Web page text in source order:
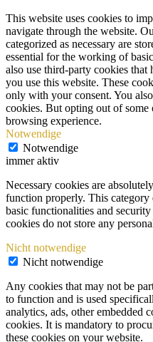
This website uses cookies to
navigate through the website.
categorized as necessary are
essential for the working of
also use third-party cookies that
you use this website. These
only with your consent. You
cookies. But opting out of
browsing experience.
Notwendige
Notwendige
immer aktiv
Necessary cookies are
function properly. This category
basic functionalities and
cookies do not store any
Nicht notwendige
Nicht notwendige
Any cookies that may not be
to function and is used
analytics, ads, other embedded
cookies. It is mandatory to
these cookies on your website.